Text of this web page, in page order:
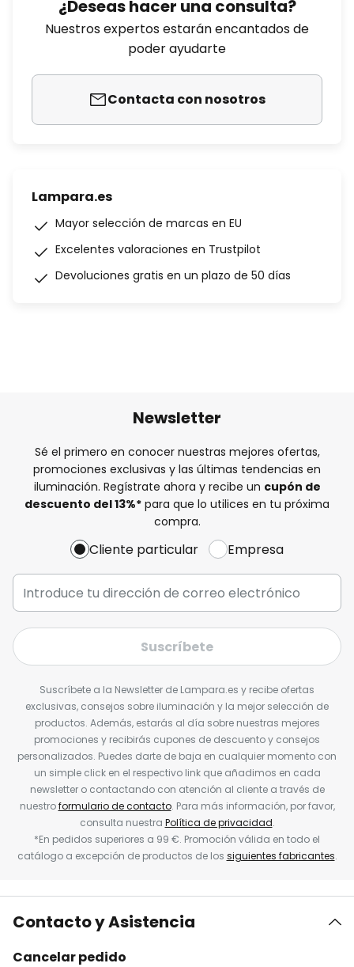
¿Deseas hacer una consulta?
Nuestros expertos estarán encantados de
poder ayudarte
Contacta con nosotros
Lampara.es
Mayor selección de marcas en EU
Excelentes valoraciones en Trustpilot
Devoluciones gratis en un plazo de 50 días
Newsletter
Sé el primero en conocer nuestras mejores ofertas,
promociones exclusivas y las últimas tendencias en
iluminación. Regístrate ahora y recibe un cupón de
descuento del13%* para que lo utilices en tu próxima
compra.
Cliente particular Empresa
Suscríbete
Suscríbete a la Newsletter de Lampara.es y recibe ofertas
exclusivas, consejos sobre iluminación y la mejor selección de
productos. Además, estarás al día sobre nuestras mejores
promociones y recibirás cupones de descuento y consejos
personalizados. Puedes darte de baja en cualquier momento con
un simple click en el respectivo link que añadimos en cada
newsletter o contactando con atención al cliente a través de
nuestroformulario de contacto. Para más información, por favor,
consulta nuestra Política de privacidad.
*En pedidos superiores a 99 €. Promoción válida en todo el
catálogo a excepción de productos de los siguientes fabricantes.
Contacto y Asistencia
Cancelar pedido